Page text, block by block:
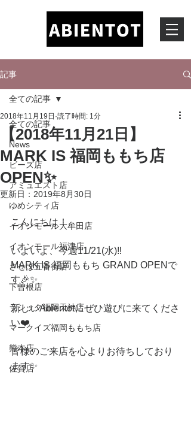
記事
全ての記事
News
ビーズ店
アミュエスト店
ゆめシティ店
イオンモール大牟田店
イオンモール福津店
させぼ五番街店
下曽根店
ラシック福岡天神店
マークイズ福岡ももち店
熊本店
佐賀店
全ての記事
【2018年11月21日】
MARK IS 福岡ももち店
OPEN✨
2018年11月19日 読了時間: 1分
更新日： 2019年8月30日
こんにちは！
いよいよ、今週11/21(水)‼️
MARK IS 福岡ももち GRAND OPENで
す🎉✨
新しいAbientotにぜひ遊びに来てくださ
い❤️
皆様のご来店を心よりお待ちしており
ます✨